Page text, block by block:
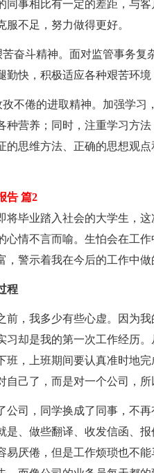
同事相比有一定的差距，与
服不足，努力做得更好。
斗精神。面对监管事务复杂
勤快，积极适应各种艰苦环
倦的进取精神。加强学习
种营养；同时，注重学习方
的思维方法、正确的思想观
篇2
毕业踏入社会的大学生，这
心情不言而喻。生怕会在工
，警示着我在今后的工作中做
程
，我多少有些心虚。因为我
习却是我的第一次工作经历
班，上班期间要认真准时地
自己了，而是对一个公司，所
，同学换成了同事，不再
是、做些翻译、收发信函、
易厌倦，但是工作烦琐也不